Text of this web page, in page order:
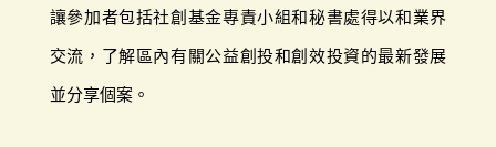
讓參加者包括社創基金專責小組和秘書處得以和業界
交流，了解區內有關公益創投和創效投資的最新發展
並分享個案。